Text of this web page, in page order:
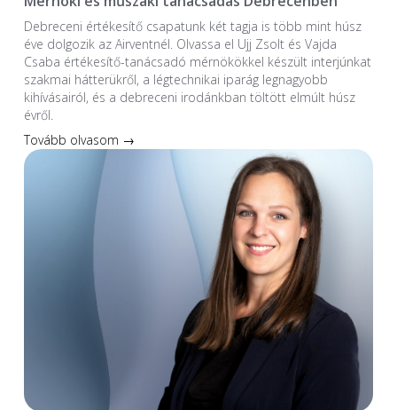
Debreceni értékesítő csapatunk két tagja is több mint húsz
éve dolgozik az Airventnél. Olvassa el Ujj Zsolt és Vajda
Csaba értékesítő-tanácsadó mérnökökkel készült interjúnkat
szakmai hátterükről, a légtechnikai iparág legnagyobb
kihívásairól, és a debreceni irodánkban töltött elmúlt húsz
évről.
Tovább olvasom →